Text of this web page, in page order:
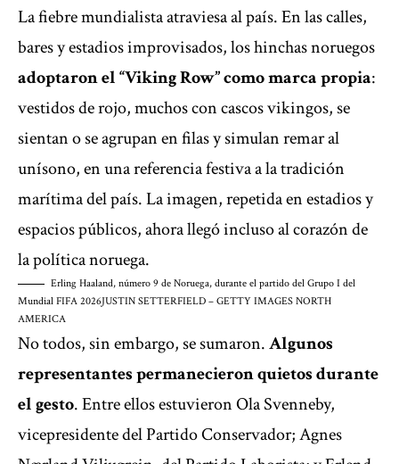
La fiebre mundialista atraviesa al país. En las calles,
bares y estadios improvisados, los hinchas noruegos
adoptaron el “Viking Row” como marca propia:
vestidos de rojo, muchos con cascos vikingos, se
sientan o se agrupan en filas y simulan remar al
unísono, en una referencia festiva a la tradición
marítima del país. La imagen, repetida en estadios y
espacios públicos, ahora llegó incluso al corazón de
la política noruega.
Erling Haaland, número 9 de Noruega, durante el partido del Grupo I del
Mundial FIFA 2026JUSTIN SETTERFIELD – GETTY IMAGES NORTH
AMERICA
No todos, sin embargo, se sumaron.Algunos
representantes permanecieron quietos durante
el gesto. Entre ellos estuvieron Ola Svenneby,
vicepresidente del Partido Conservador; Agnes